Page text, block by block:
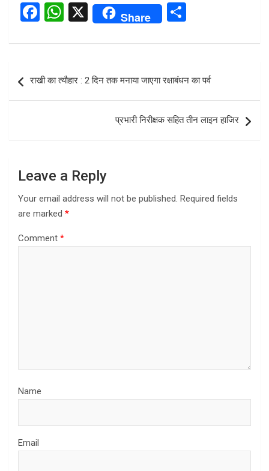
F
ce
b
o
o
W
at
s
A
p
X Share
ar
navigation
राखी का त्यौहार : 2 दिन तक मनाया जाएगा रक्षाबंधन का पर्व
प्रभारी निरीक्षक सहित तीन लाइन हाजिर
Leave a Reply
Your email address will not be published. Required fields
are marked *
Comment *
Name
Email